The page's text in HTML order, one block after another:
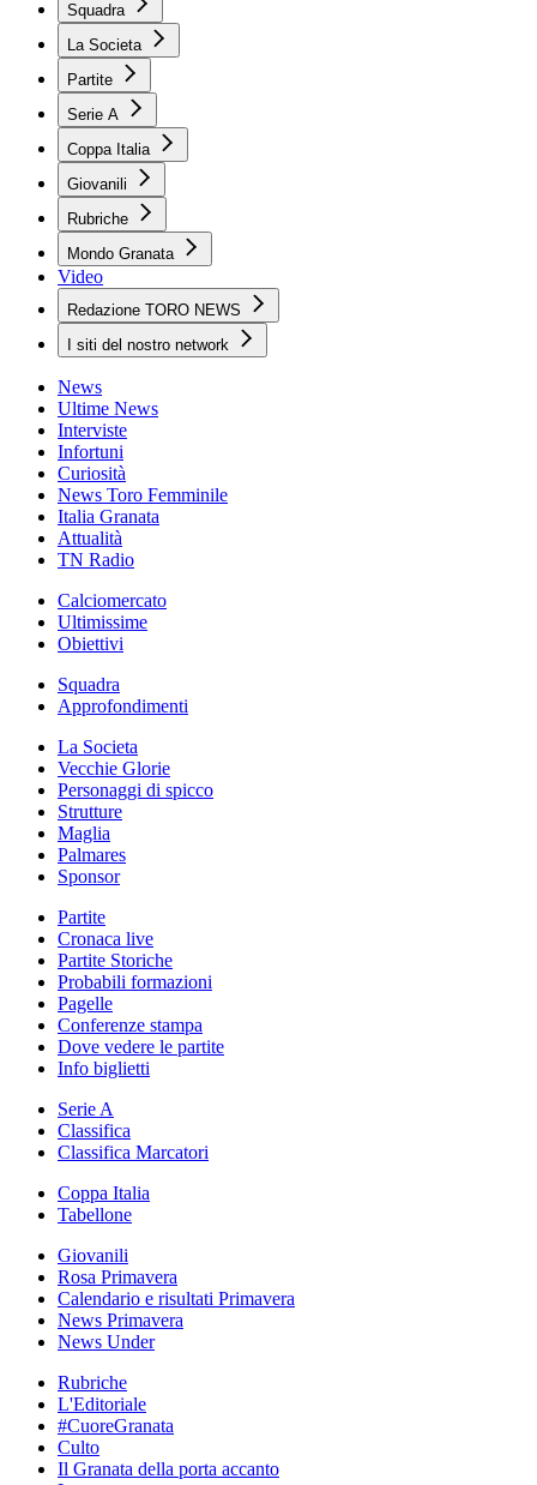
Squadra
La Societa
Partite
Serie A
Coppa Italia
Giovanili
Rubriche
Mondo Granata
Video
Redazione TORO NEWS
I siti del nostro network
News
Ultime News
Interviste
Infortuni
Curiosità
News Toro Femminile
Italia Granata
Attualità
TN Radio
Calciomercato
Ultimissime
Obiettivi
Squadra
Approfondimenti
La Societa
Vecchie Glorie
Personaggi di spicco
Strutture
Maglia
Palmares
Sponsor
Partite
Cronaca live
Partite Storiche
Probabili formazioni
Pagelle
Conferenze stampa
Dove vedere le partite
Info biglietti
Serie A
Classifica
Classifica Marcatori
Coppa Italia
Tabellone
Giovanili
Rosa Primavera
Calendario e risultati Primavera
News Primavera
News Under
Rubriche
L'Editoriale
#CuoreGranata
Culto
Il Granata della porta accanto